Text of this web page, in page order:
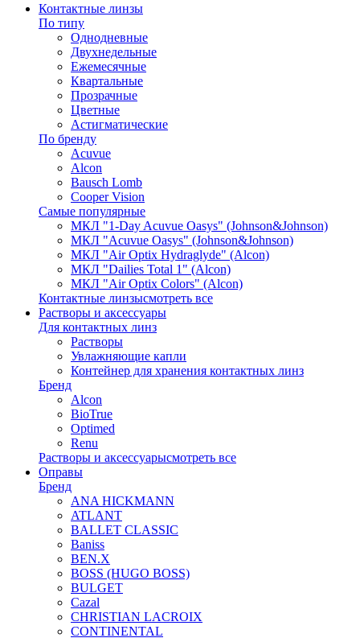
Контактные линзы
По типу
Однодневные
Двухнедельные
Ежемесячные
Квартальные
Прозрачные
Цветные
Астигматические
По бренду
Acuvue
Alcon
Bausch Lomb
Cooper Vision
Самые популярные
МКЛ "1-Day Acuvue Oasys" (Johnson&Johnson)
МКЛ "Acuvue Oasys" (Johnson&Johnson)
МКЛ "Air Optix Hydraglyde" (Alcon)
МКЛ "Dailies Total 1" (Alcon)
МКЛ "Air Optix Colors" (Alcon)
Контактные линзысмотреть все
Растворы и аксессуары
Для контактных линз
Растворы
Увлажняющие капли
Контейнер для хранения контактных линз
Бренд
Alcon
BioTrue
Optimed
Renu
Растворы и аксессуарысмотреть все
Оправы
Бренд
ANA HICKMANN
ATLANT
BALLET CLASSIC
Baniss
BEN.X
BOSS (HUGO BOSS)
BULGET
Cazal
CHRISTIAN LACROIX
CONTINENTAL